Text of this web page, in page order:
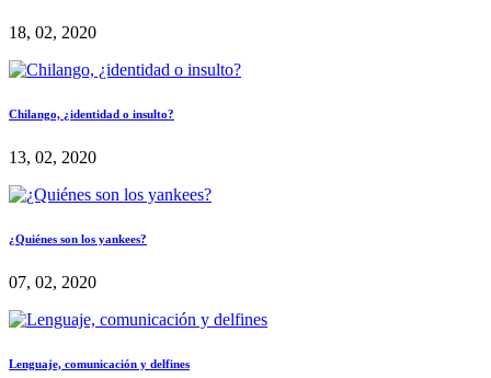
18, 02, 2020
Chilango, ¿identidad o insulto?
13, 02, 2020
¿Quiénes son los yankees?
07, 02, 2020
Lenguaje, comunicación y delfines